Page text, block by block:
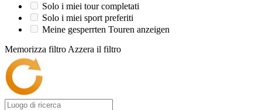
Solo i miei tour completati
Solo i miei sport preferiti
Meine gesperrten Touren anzeigen
Memorizza filtro Azzera il filtro